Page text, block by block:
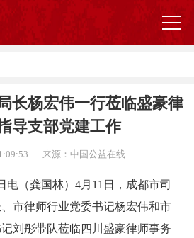
长杨宏伟一行莅临盛豪律
导支部党建工作
来源：中国公益在线
电（龚国林）4月11日，成都市司
市律师行业党委书记杨宏伟和市
刘彤带队莅临四川盛豪律师事务